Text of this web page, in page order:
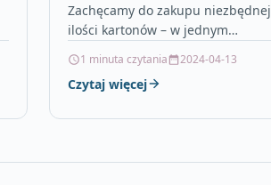
Zachęcamy do zakupu niezbędnej
ilości kartonów – w jednym
wymiarach. Przy projektowaniu
remontowanego pomieszczenia…
1 minuta czytania 2024-04-13
Czytaj więcej